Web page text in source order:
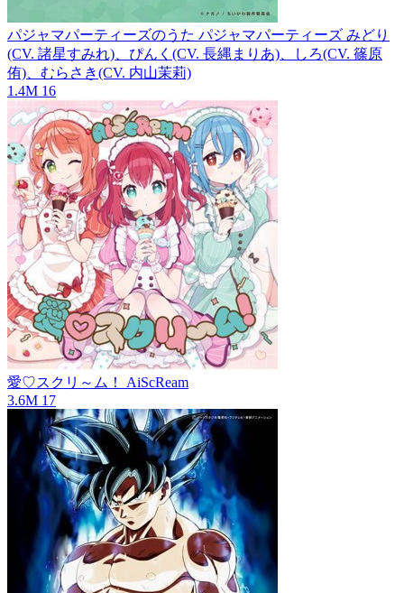
パジャマパーティーズのうた パジャマパーティーズ みどり
(CV. 諸星すみれ)、ぴんく(CV. 長縄まりあ)、しろ(CV. 篠原
侑)、むらさき(CV. 内山茉莉)
1.4M 16
愛♡スクリ～ム！
AiScReam
3.6M 17